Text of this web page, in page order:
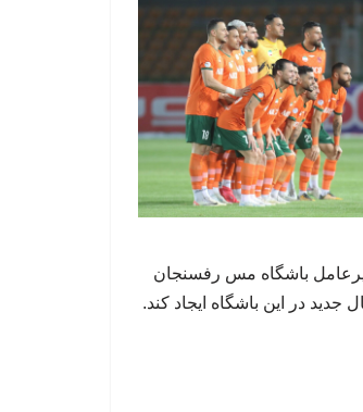
باشگاه مس رفسنجان
جدید در این باشگاه ایجاد کند.